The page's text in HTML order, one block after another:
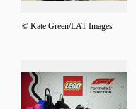
© Kate Green/LAT Images